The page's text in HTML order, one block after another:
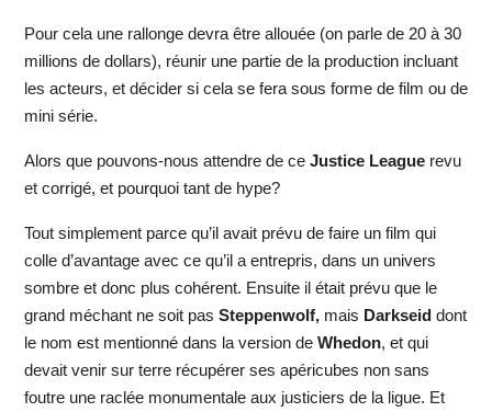
Pour cela une rallonge devra être allouée (on parle de 20 à 30
millions de dollars), réunir une partie de la production incluant
les acteurs, et décider si cela se fera sous forme de film ou de
mini série.
Alors que pouvons-nous attendre de ce Justice Leaguerevu
et corrigé, et pourquoi tant de hype?
Tout simplement parce qu’il avait prévu de faire un film qui
colle d’avantage avec ce qu’il a entrepris, dans un univers
sombre et donc plus cohérent. Ensuite il était prévu que le
grand méchant ne soit pas Steppenwolf,mais Darkseiddont
le nom est mentionné dans la version de Whedon, et qui
devait venir sur terre récupérer ses apéricubes non sans
foutre une raclée monumentale aux justiciers de la ligue. Et